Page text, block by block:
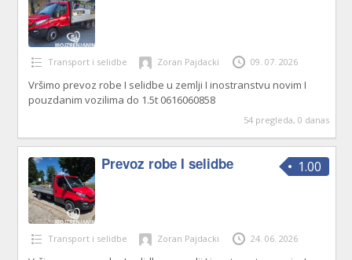
Transport i selidbe Zoran Pajdacki 09. 07. 2026
Vršimo prevoz robe I selidbe u zemlji I inostranstvu novim I
pouzdanim vozilima do 1.5t 0616060858
54 pregleda, 0 danas
1.00
Prevoz robe I selidbe
Transport i selidbe Zoran Pajdacki 24. 06. 2026